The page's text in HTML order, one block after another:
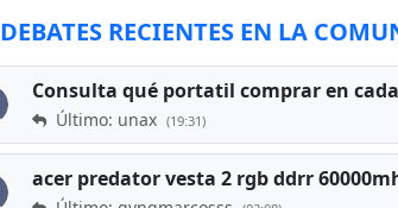
DEBATES RECIENTES EN LA
Consulta qué portatil comprar en
Último: unax (19:31)
acer predator vesta 2 rgb ddrr